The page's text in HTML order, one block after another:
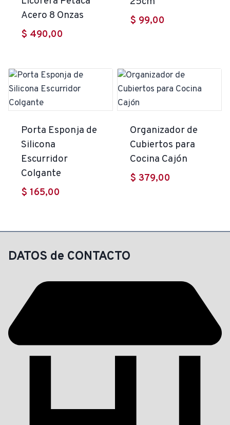
Acero 8 Onzas
$ 490,00
$ 99,00
Porta Esponja de
Silicona
Escurridor
Colgante
$ 165,00
Organizador de
Cubiertos para
Cocina Cajón
$ 379,00
DATOS de CONTACTO